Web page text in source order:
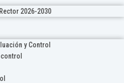
2026-2030
y Control